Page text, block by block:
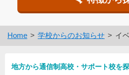
Home 学校からのお知らせ イ
地方から通信制高校・サポート校を